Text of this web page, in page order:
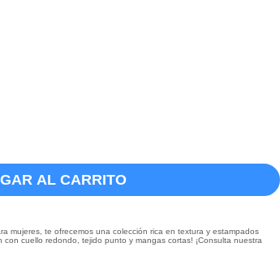
AL CARRITO
mujeres, te ofrecemos una colección rica en textura y estampados
cuello redondo, tejido punto y mangas cortas! ¡Consulta nuestra